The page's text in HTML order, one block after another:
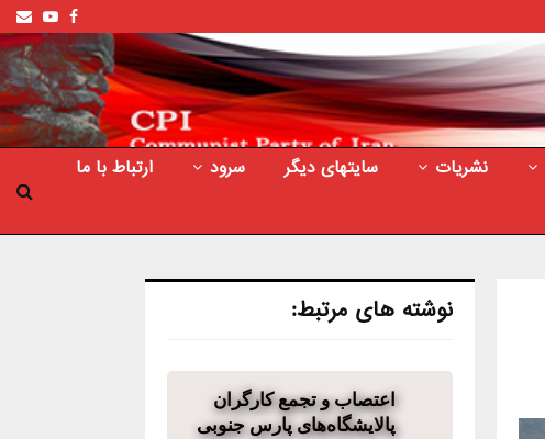
Facebook
نشریات سایتهای دیگر سرود
ارتباط با ما
نوشته های مرتبط:
اعتصاب و تجمع کارگران
پالایشگاه‌های پارس جنوبی